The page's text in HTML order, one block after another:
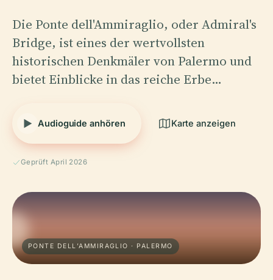
Die Ponte dell'Ammiraglio, oder Admiral's
Bridge, ist eines der wertvollsten
historischen Denkmäler von Palermo und
bietet Einblicke in das reiche Erbe…
Audioguide anhören Karte anzeigen
Geprüft April 2026
PONTE DELL’AMMIRAGLIO · PALERMO